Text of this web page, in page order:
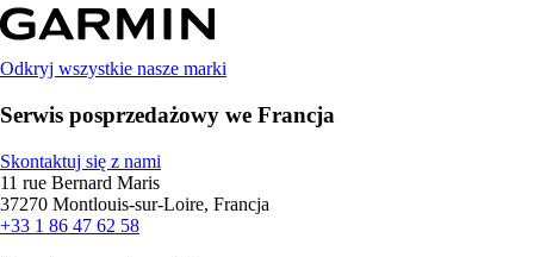
Odkryj wszystkie nasze marki
Serwis posprzedażowy we Francja
Skontaktuj się z nami
11 rue Bernard Maris
37270 Montlouis-sur-Loire, Francja
+33 1 86 47 62 58